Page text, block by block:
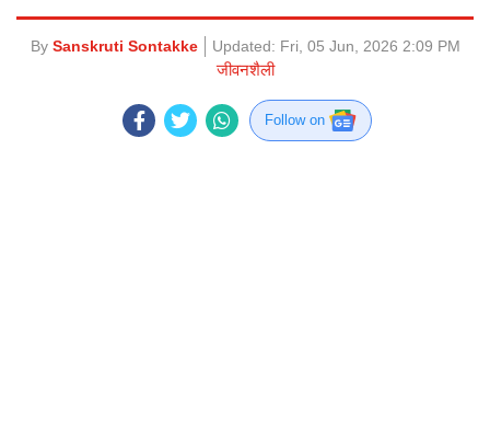
By Sanskruti Sontakke Updated: Fri, 05 Jun, 2026 2:09 PM
जीवनशैली
Follow on